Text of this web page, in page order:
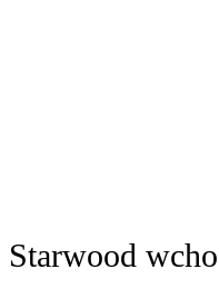
Starwood